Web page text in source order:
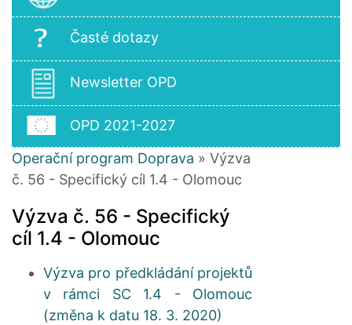
Časté dotazy
Newsletter OPD
OPD 2021-2027
Operační program Doprava » Výzva
č. 56 - Specifický cíl 1.4 - Olomouc
Výzva č. 56 - Specifický
cíl 1.4 - Olomouc
Výzva pro předkládání projektů
v rámci SC 1.4 - Olomouc
(změna k datu 18. 3. 2020)